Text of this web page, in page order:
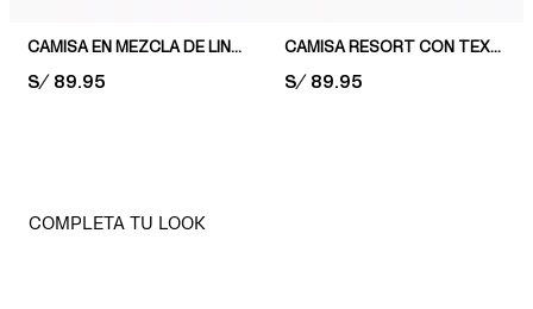
CAMISA EN MEZCLA DE LINO REGULAR FIT
PRICE:
S/ 89.95
CAMISA RESORT CON TEXTURA REGULAR FIT
PRICE:
S/ 89.95
COMPLETA TU LOOK